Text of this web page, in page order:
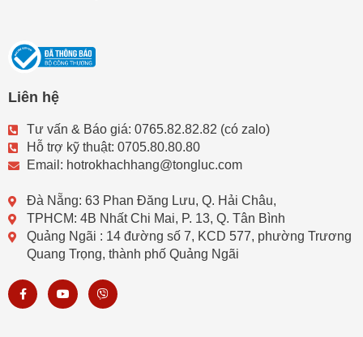
Liên hệ
Tư vấn & Báo giá: 0765.82.82.82 (có zalo)
Hỗ trợ kỹ thuật: 0705.80.80.80
Email: hotrokhachhang@tongluc.com
Đà Nẵng: 63 Phan Đăng Lưu, Q. Hải Châu,
TPHCM: 4B Nhất Chi Mai, P. 13, Q. Tân Bình
Quảng Ngãi : 14 đường số 7, KCD 577, phường Trương
Quang Trọng, thành phố Quảng Ngãi
F
a
c
Y
o
u
V
i
b